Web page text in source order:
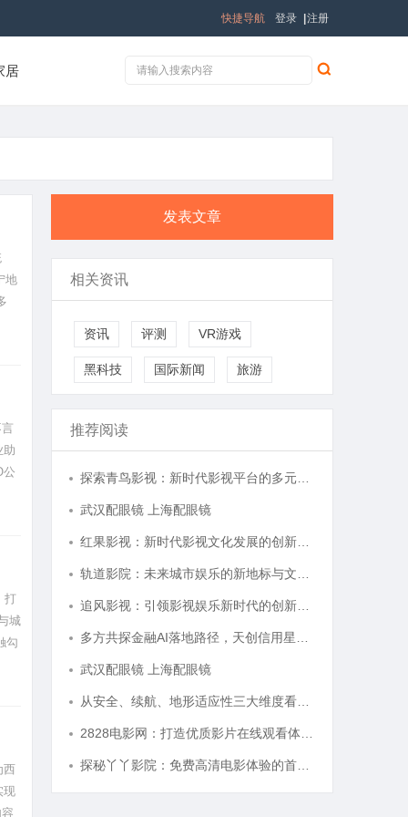
登录 注册
快捷导航
居
地
助
公
打
城
勾
西
现
发表文章
相关资讯
资讯 评测 VR游戏
黑科技 国际新闻 旅游
推荐阅读
武汉配眼镜 上海配眼镜
武汉配眼镜 上海配眼镜